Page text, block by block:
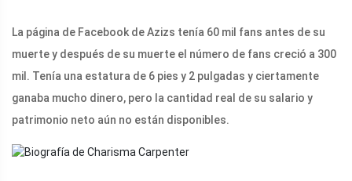
La página de Facebook de Azizs tenía 60 mil fans antes de su
muerte y después de su muerte el número de fans creció a 300
mil. Tenía una estatura de 6 pies y 2 pulgadas y ciertamente
ganaba mucho dinero, pero la cantidad real de su salario y
patrimonio neto aún no están disponibles.